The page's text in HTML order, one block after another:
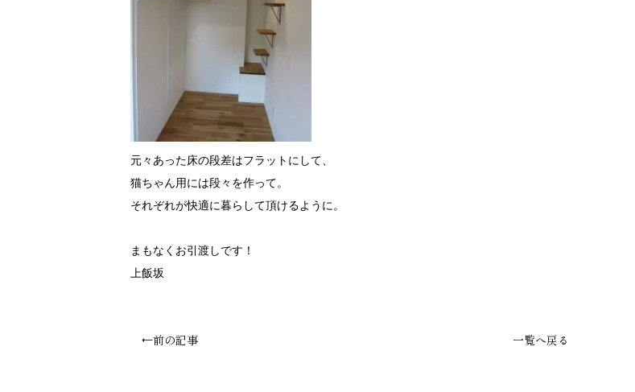
元々あった床の段差はフラットにして、
猫ちゃん用には段々を作って。
それぞれが快適に暮らして頂けるように。
まもなくお引渡しです！
上飯坂
←前の記事 一覧へ戻る